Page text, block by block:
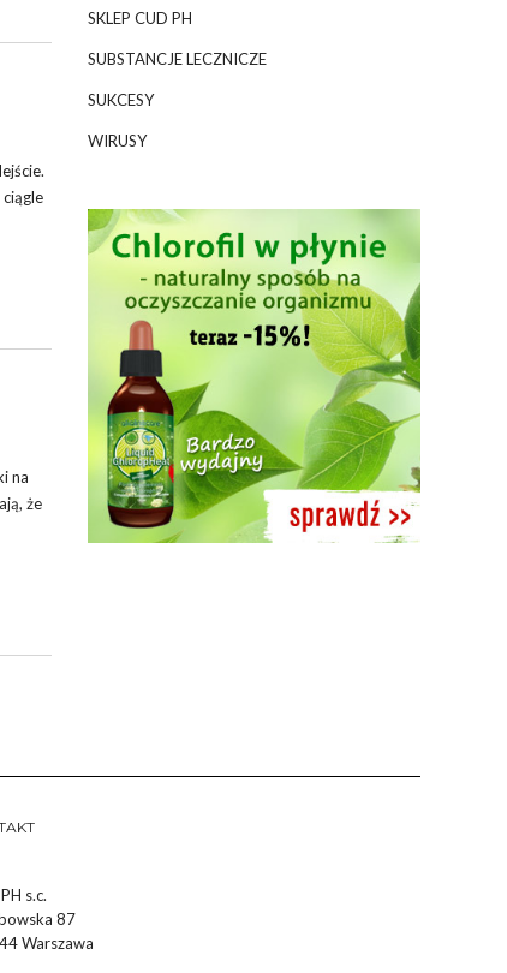
na
że
SKLEP CUD PH
SUBSTANCJE LECZNICZE
SUKCESY
WIRUSY
s.c.
87
Warszawa